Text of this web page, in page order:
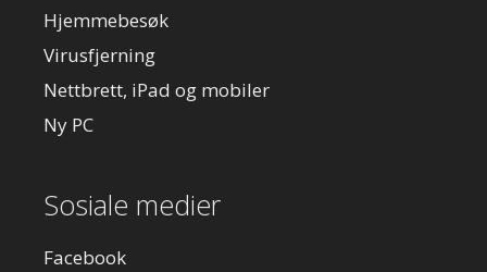
Hjemmebesøk
Virusfjerning
Nettbrett, iPad og mobiler
Ny PC
Sosiale medier
Facebook